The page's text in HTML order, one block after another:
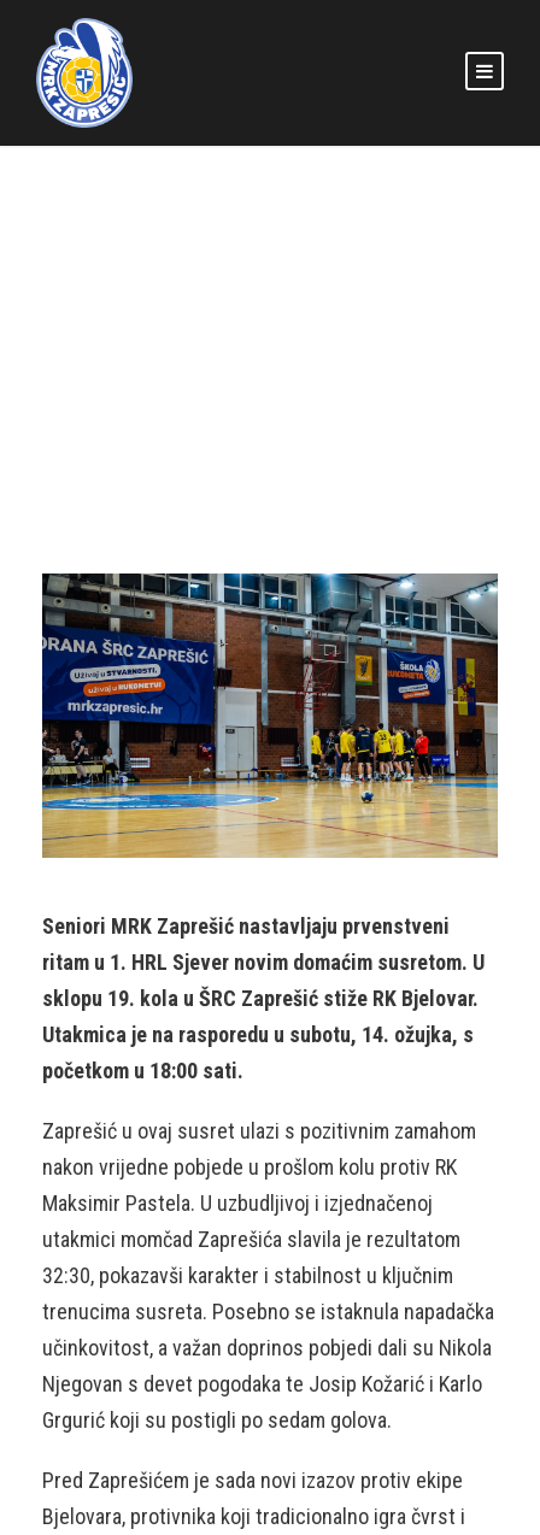
Seniori MRK Zaprešić nastavljaju prvenstveni
ritam u 1. HRL Sjever novim domaćim susretom. U
sklopu 19. kola u ŠRC Zaprešić stiže RK Bjelovar.
Utakmica je na rasporedu u subotu, 14. ožujka, s
početkom u 18:00 sati.
Zaprešić u ovaj susret ulazi s pozitivnim zamahom
nakon vrijedne pobjede u prošlom kolu protiv RK
Maksimir Pastela. U uzbudljivoj i izjednačenoj
utakmici momčad Zaprešića slavila je rezultatom
32:30, pokazavši karakter i stabilnost u ključnim
trenucima susreta. Posebno se istaknula napadačka
učinkovitost, a važan doprinos pobjedi dali su Nikola
Njegovan s devet pogodaka te Josip Kožarić i Karlo
Grgurić koji su postigli po sedam golova.
Pred Zaprešićem je sada novi izazov protiv ekipe
Bjelovara, protivnika koji tradicionalno igra čvrst i